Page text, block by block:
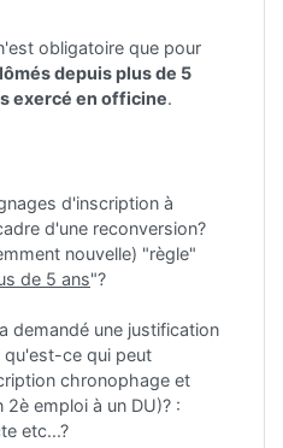
obligatoire que pour
depuis plus de 5
exercé en officine.
d'inscription à
d'une reconversion?
nouvelle) "règle"
de 5 ans"?
demandé une justification
qu'est-ce qui peut
chronophage et
emploi à un DU)? :
etc...?